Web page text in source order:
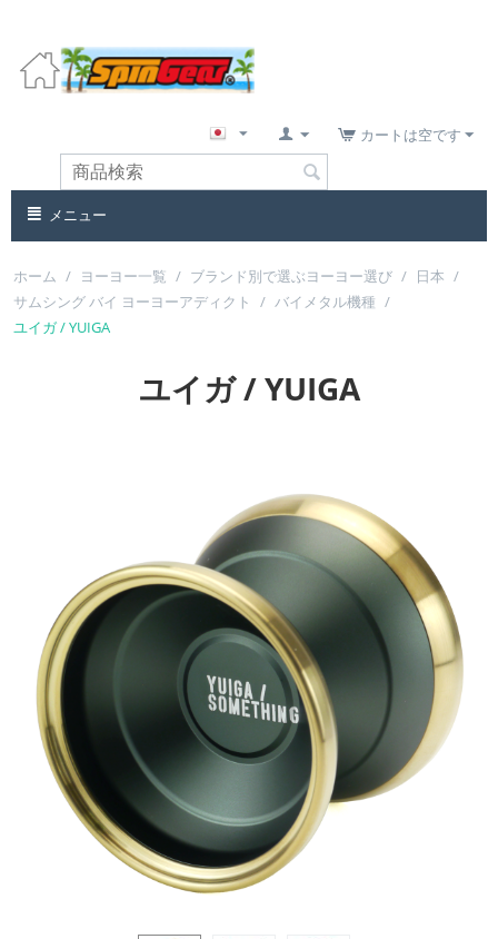
カートは空です
メニュー
ホーム / ヨーヨー一覧 / ブランド別で選ぶヨーヨー選び / 日本 /
サムシング バイ ヨーヨーアディクト
/ バイメタル機種 /
ユイガ / YUIGA
ユイガ / YUIGA